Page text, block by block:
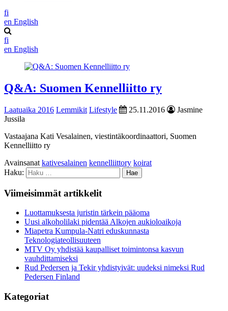
fi
en English
fi
en English
Q&A: Suomen Kennelliitto ry
Laatuaika 2016 Lemmikit Lifestyle 25.11.2016
Jasmine
Jussila
Vastaajana Kati Vesalainen, viestintäkoordinaattori, Suomen
Kennelliitto ry
Avainsanat kativesalainen kennelliittory koirat
Haku:
Viimeisimmät artikkelit
Luottamuksesta juristin tärkein pääoma
Uusi alkoholilaki pidentää Alkojen aukioloaikoja
Miapetra Kumpula-Natri eduskunnasta
Teknologiateollisuuteen
MTV Oy yhdistää kaupalliset toimintonsa kasvun
vauhdittamiseksi
Rud Pedersen ja Tekir yhdistyivät: uudeksi nimeksi Rud
Pedersen Finland
Kategoriat